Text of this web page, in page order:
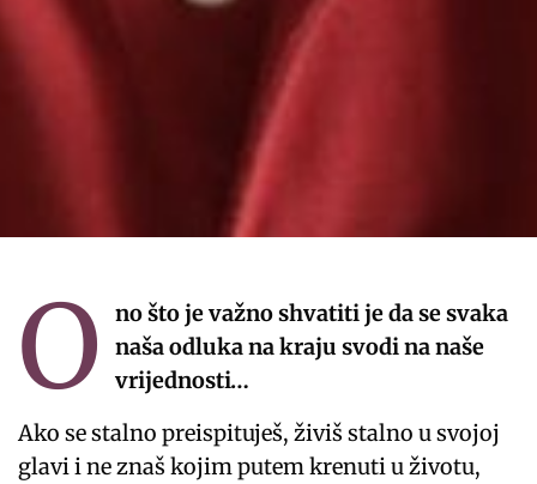
O
no što je važno shvatiti je da se svaka
naša odluka na kraju svodi na naše
vrijednosti…
Ako se stalno preispituješ, živiš stalno u svojoj
glavi i ne znaš kojim putem krenuti u životu,